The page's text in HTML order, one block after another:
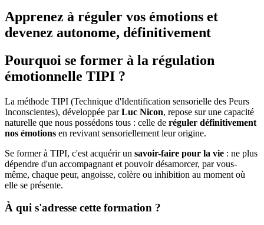
Apprenez à réguler vos émotions et
devenez autonome, définitivement
Pourquoi se former à la régulation
émotionnelle TIPI ?
La méthode TIPI (Technique d'Identification sensorielle des Peurs
Inconscientes), développée parLuc Nicon, repose sur une capacité
naturelle que nous possédons tous : celle de réguler définitivement
nos émotions en revivant sensoriellement leur origine.
Se former à TIPI, c'est acquérir un savoir-faire pour la vie : ne plus
dépendre d'un accompagnant et pouvoir désamorcer, par vous-
même, chaque peur, angoisse, colère ou inhibition au moment où
elle se présente.
À qui s'adresse cette formation ?